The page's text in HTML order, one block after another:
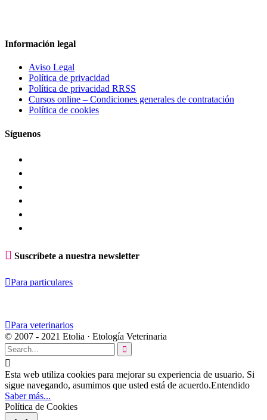
Información legal
Aviso Legal
Política de privacidad
Política de privacidad RRSS
Cursos online – Condiciones generales de contratación
Política de cookies
Síguenos
 Suscríbete a nuestra newsletter
Para particulares
Para veterinarios
© 2007 - 2021 Etolia · Etología Veterinaria


Esta web utiliza cookies para mejorar su experiencia de usuario. Si
sigue navegando, asumimos que usted está de acuerdo.Entendido
Saber más...
Política de Cookies